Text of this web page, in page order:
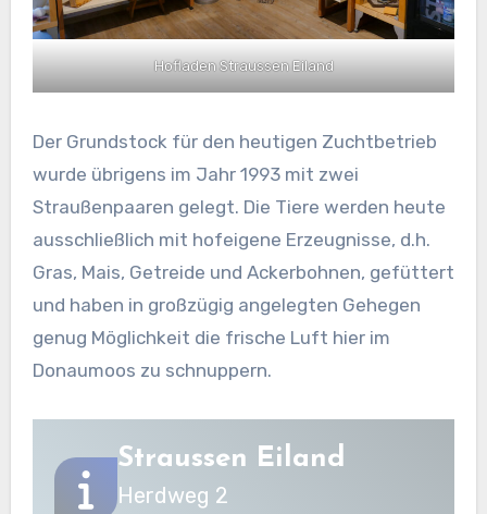
Hofladen Straussen Eiland
Der Grundstock für den heutigen Zuchtbetrieb
wurde übrigens im Jahr 1993 mit zwei
Straußenpaaren gelegt. Die Tiere werden heute
ausschließlich mit hofeigene Erzeugnisse, d.h.
Gras, Mais, Getreide und Ackerbohnen, gefüttert
und haben in großzügig angelegten Gehegen
genug Möglichkeit die frische Luft hier im
Donaumoos zu schnuppern.
Straussen Eiland
Herdweg 2